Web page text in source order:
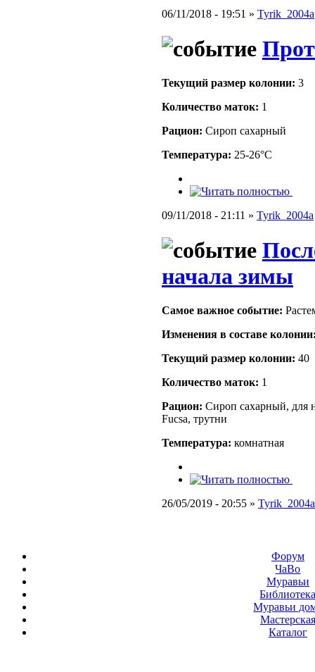
06/11/2018 - 19:51 » Tyrik_2004a
Текущий размер кoлонии: 3
Количество маток: 1
Рацион: Сироп сахарный
Температура: 25-26°C
09/11/2018 - 21:11 » Tyrik_2004a
начала зимы
Самое важное событие:
Изменения в составе
Текущий размер кoлонии: 40
Количество маток: 1
Рацион: Сироп сахарный, для
Fucsa, трутни
Температура: комнатная
26/05/2019 - 20:55 » Tyrik_2004a
Форум
ЧаВо
Муравьи
Муравьи
Мастерская
Каталог